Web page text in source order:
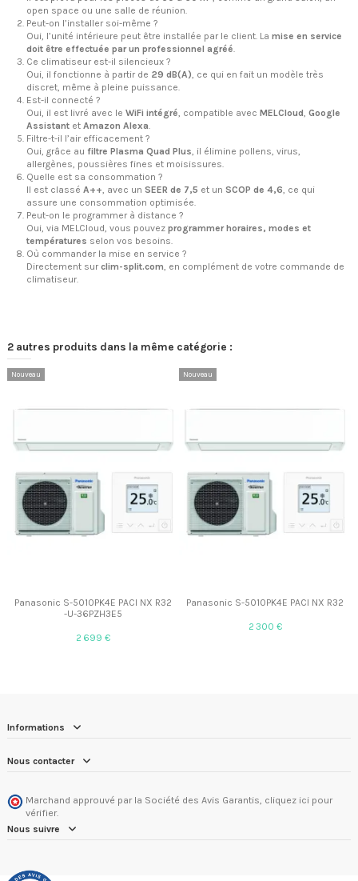
open space ou une salle de réunion.
Peut-on l’installer soi-même ?
Oui, l’unité intérieure peut être installée par le client. La mise en service
doit être effectuée par un professionnel agréé.
Ce climatiseur est-il silencieux ?
Oui, il fonctionne à partir de 29 dB(A), ce qui en fait un modèle très
discret, même à pleine puissance.
Est-il connecté ?
Oui, il est livré avec le WiFi intégré, compatible avec MELCloud, Google
Assistant et Amazon Alexa.
Filtre-t-il l’air efficacement ?
Oui, grâce au filtre Plasma Quad Plus, il élimine pollens, virus,
allergènes, poussières fines et moisissures.
Quelle est sa consommation ?
Il est classé A++, avec un SEER de 7,5 et un SCOP de 4,6, ce qui
assure une consommation optimisée.
Peut-on le programmer à distance ?
Oui, via MELCloud, vous pouvez programmer horaires, modes et
températures selon vos besoins.
Où commander la mise en service ?
Directement sur clim-split.com, en complément de votre commande de
climatiseur.
2 autres produits dans la même catégorie :
Nouveau
Panasonic S-5010PK4E PACI NX R32
-U-36PZH3E5
2 699 €
Nouveau
Panasonic S-5010PK4E PACI NX R32
2 300 €
Informations
Nous contacter
Marchand approuvé par la Société des Avis Garantis, cliquez ici pour
vérifier.
Nous suivre